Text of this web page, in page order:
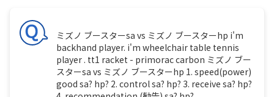
ミズノ ブースターsa vs ミズノ ブースターhp i'm
backhand player. i'm wheelchair table tennis
player . tt1 racket - primorac carbon ミズノ ブー
スターsa vs ミズノ ブースターhp 1. speed(power)
good sa? hp? 2. control sa? hp? 3. receive sa? hp?